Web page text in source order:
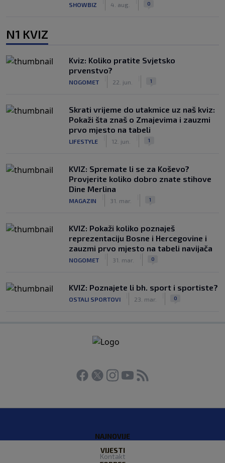
SHOWBIZ 4. aug. 0
N1 KVIZ
Kviz: Koliko pratite Svjetsko
prvenstvo?
NOGOMET 22. jun. 1
Skrati vrijeme do utakmice uz naš kviz:
Pokaži šta znaš o Zmajevima i zauzmi
prvo mjesto na tabeli
LIFESTYLE 12. jun. 1
KVIZ: Spremate li se za Koševo?
Provjerite koliko dobro znate stihove
Dine Merlina
MAGAZIN 31. mar. 1
KVIZ: Pokaži koliko poznaješ
reprezentaciju Bosne i Hercegovine i
zauzmi prvo mjesto na tabeli navijača
NOGOMET 31. mar. 0
KVIZ: Poznajete li bh. sport i sportiste?
OSTALI SPORTOVI 23. mar. 0
NAJNOVIJE
VIJESTI
Kontakt